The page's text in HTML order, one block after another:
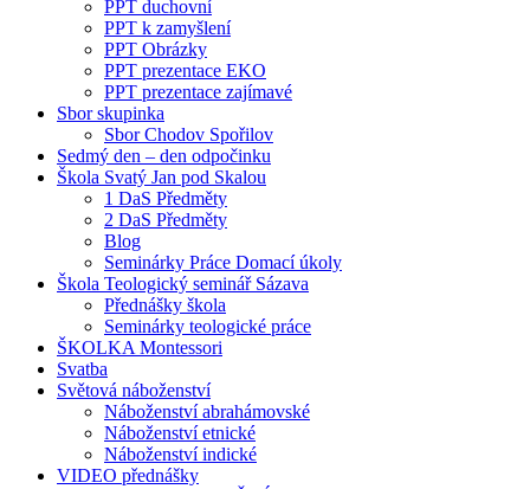
PPT duchovní
PPT k zamyšlení
PPT Obrázky
PPT prezentace EKO
PPT prezentace zajímavé
Sbor skupinka
Sbor Chodov Spořilov
Sedmý den – den odpočinku
Škola Svatý Jan pod Skalou
1 DaS Předměty
2 DaS Předměty
Blog
Seminárky Práce Domací úkoly
Škola Teologický seminář Sázava
Přednášky škola
Seminárky teologické práce
ŠKOLKA Montessori
Svatba
Světová náboženství
Náboženství abrahámovské
Náboženství etnické
Náboženství indické
VIDEO přednášky